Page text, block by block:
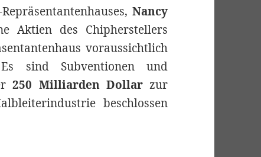
Nancy
Aktien des Chipherstellers
voraussichtlich
sind Subventionen und
250 Milliarden Dollarzur
beschlossen